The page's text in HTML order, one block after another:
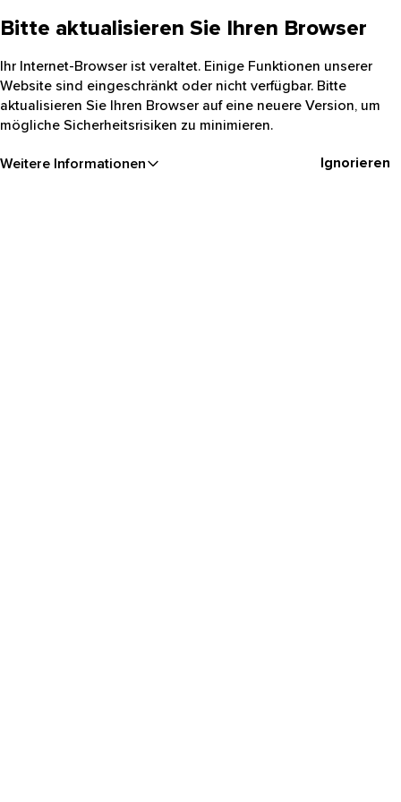
Bitte aktualisieren Sie Ihren Browser
Ihr Internet-Browser ist veraltet. Einige Funktionen unserer
Website sind eingeschränkt oder nicht verfügbar. Bitte
aktualisieren Sie Ihren Browser auf eine neuere Version, um
mögliche Sicherheitsrisiken zu minimieren.
Weitere Informationen Ignorieren